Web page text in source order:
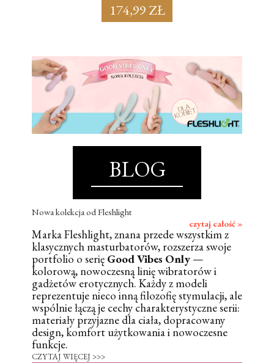
174,99 ZŁ
BLOG
Nowa kolekcja od Fleshlight
czytaj całość »
Marka Fleshlight, znana przede wszystkim z
klasycznych masturbatorów, rozszerza swoje
portfolio o serię Good Vibes Only —
kolorową, nowoczesną linię wibratorów i
gadżetów erotycznych. Każdy z modeli
reprezentuje nieco inną filozofię stymulacji, ale
wspólnie łączą je cechy charakterystyczne serii:
materiały przyjazne dla ciała, dopracowany
design, komfort użytkowania i nowoczesne
funkcje.
CZYTAJ WIĘCEJ >>>